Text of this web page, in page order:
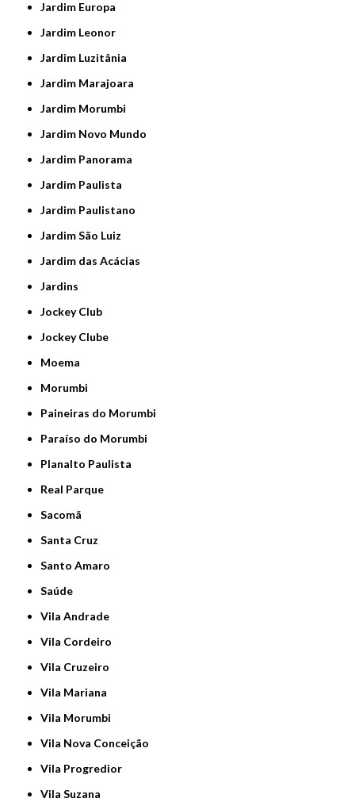
Jardim Europa
Jardim Leonor
Jardim Luzitânia
Jardim Marajoara
Jardim Morumbi
Jardim Novo Mundo
Jardim Panorama
Jardim Paulista
Jardim Paulistano
Jardim São Luiz
Jardim das Acácias
Jardins
Jockey Club
Jockey Clube
Moema
Morumbi
Paineiras do Morumbi
Paraíso do Morumbi
Planalto Paulista
Real Parque
Sacomã
Santa Cruz
Santo Amaro
Saúde
Vila Andrade
Vila Cordeiro
Vila Cruzeiro
Vila Mariana
Vila Morumbi
Vila Nova Conceição
Vila Progredior
Vila Suzana